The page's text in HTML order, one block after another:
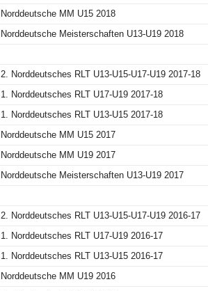
Norddeutsche MM U15 2018
Norddeutsche Meisterschaften U13-U19 2018
2. Norddeutsches RLT U13-U15-U17-U19 2017-18
1. Norddeutsches RLT U17-U19 2017-18
1. Norddeutsches RLT U13-U15 2017-18
Norddeutsche MM U15 2017
Norddeutsche MM U19 2017
Norddeutsche Meisterschaften U13-U19 2017
2. Norddeutsches RLT U13-U15-U17-U19 2016-17
1. Norddeutsches RLT U17-U19 2016-17
1. Norddeutsches RLT U13-U15 2016-17
Norddeutsche MM U19 2016